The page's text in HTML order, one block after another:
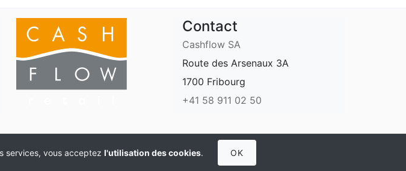
services, vous acceptezl'utilisation des cookies. OK
Contact
Cashflow SA
Route des Arsenaux 3A
1700 Fribourg
+41 58 911 02 50
Protection des données